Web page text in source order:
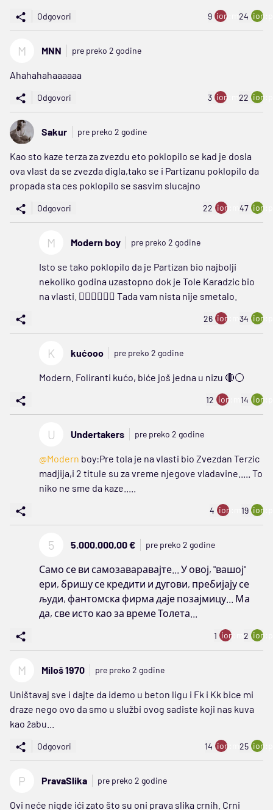
Odgovori 9 ion:minus
24
M MNN pre preko 2 godine
Ahahahahaaaaaa
Odgovori 3 ion:minus
22
Sakur pre preko 2 godine
Kao sto kaze terza za zvezdu eto poklopilo se kad je dosla
ova vlast da se zvezda digla,tako se i Partizanu poklopilo da
propada sta ces poklopilo se sasvim slucajno
Odgovori 22 ion:minus
47
M Modern boy pre preko 2 godine
Isto se tako poklopilo da je Partizan bio najbolji
nekoliko godina uzastopno dok je Tole Karadzic bio
na vlasti. 🤦‍♂️🤦‍♂️🤦‍♂️ Tada vam nista nije smetalo.
26 ion:minus
34
K kućooo pre preko 2 godine
Modern. Foliranti kućo, biće još jedna u nizu 🔴⚪
12 ion:minus
14
U Undertakers pre preko 2 godine
@Modern boy:Pre tola je na vlasti bio Zvezdan Terzic
madjija,i 2 titule su za vreme njegove vladavine..... To
niko ne sme da kaze.....
4 ion:minus
19
5 5.000.000,00 € pre preko 2 godine
Само се ви самозаваравајте... У овој, "вашој"
ери, бришу се кредити и дугови, пребијају се
људи, фантомска фирма даје позајмицу... Ма
да, све исто као за време Толета...
1 ion:minus
2
M Miloš 1970 pre preko 2 godine
Uništavaj sve i dajte da idemo u beton ligu i Fk i Kk bice mi
draze nego ovo da smo u službi ovog sadiste koji nas kuva
kao žabu...
Odgovori 14 ion:minus
25
P PravaSlika pre preko 2 godine
Ovi neće nigde ići zato što su oni prava slika crnih. Crni